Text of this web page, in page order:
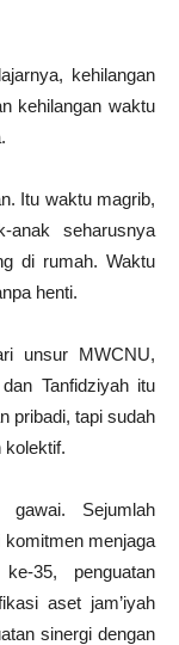
kehilangan
kehilangan waktu
Itu waktu magrib,
anak seharusnya
di rumah. Waktu
henti.
unsur MWCNU,
Tanfidziyah itu
pribadi, tapi sudah
kolektif.
Sejumlah
komitmen menjaga
35, penguatan
aset jam’iyah
sinergi dengan